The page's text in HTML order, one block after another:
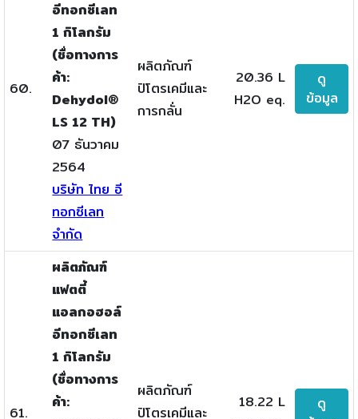
60.
อีทอกซีเลท
1 กิโลกรัม
(ชื่อทางการ
ค้า:
Dehydol®
LS 12 TH)
07 ธันวาคม
2564
บริษัท ไทย อี
ทอกซีเลท
จำกัด
ผลิตภัณฑ์
ปิโตรเคมีและ
การกลั่น
20.36 L
H2O eq.
ดู
ข้อมูล
61.
ผลิตภัณฑ์
แฟตตี้
แอลกอฮอล์
อีทอกซีเลท
1 กิโลกรัม
(ชื่อทางการ
ค้า:
ผลิตภัณฑ์
ปิโตรเคมีและ
18.22 L
ดู